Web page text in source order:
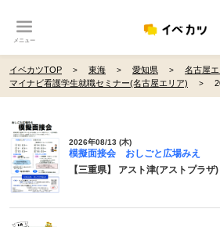
メニュー
イベカツTOP 東海 愛知県
名古屋
マイナビ看護学生就職セミナー(名古屋エリア)
2026年08/13 (木)
模擬面接会 おしごと広場みえ
【三重県】 アスト津(アストプラザ)